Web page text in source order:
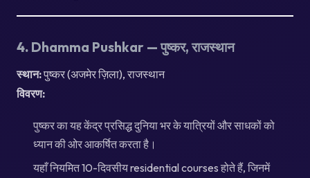
4. Dhamma Pushkar — पुष्कर, राजस्थान
स्थान:पुष्कर (अजमेर ज़िला), राजस्थान
विवरण:
पुष्कर का यह केंद्र प्रसिद्ध दुनिया भर के यात्रियों और साधकों को
ध्यान की ओर आकर्षित करता है।
यहाँ नियमित 10-दिवसीय residential courses होते हैं, जिनमें